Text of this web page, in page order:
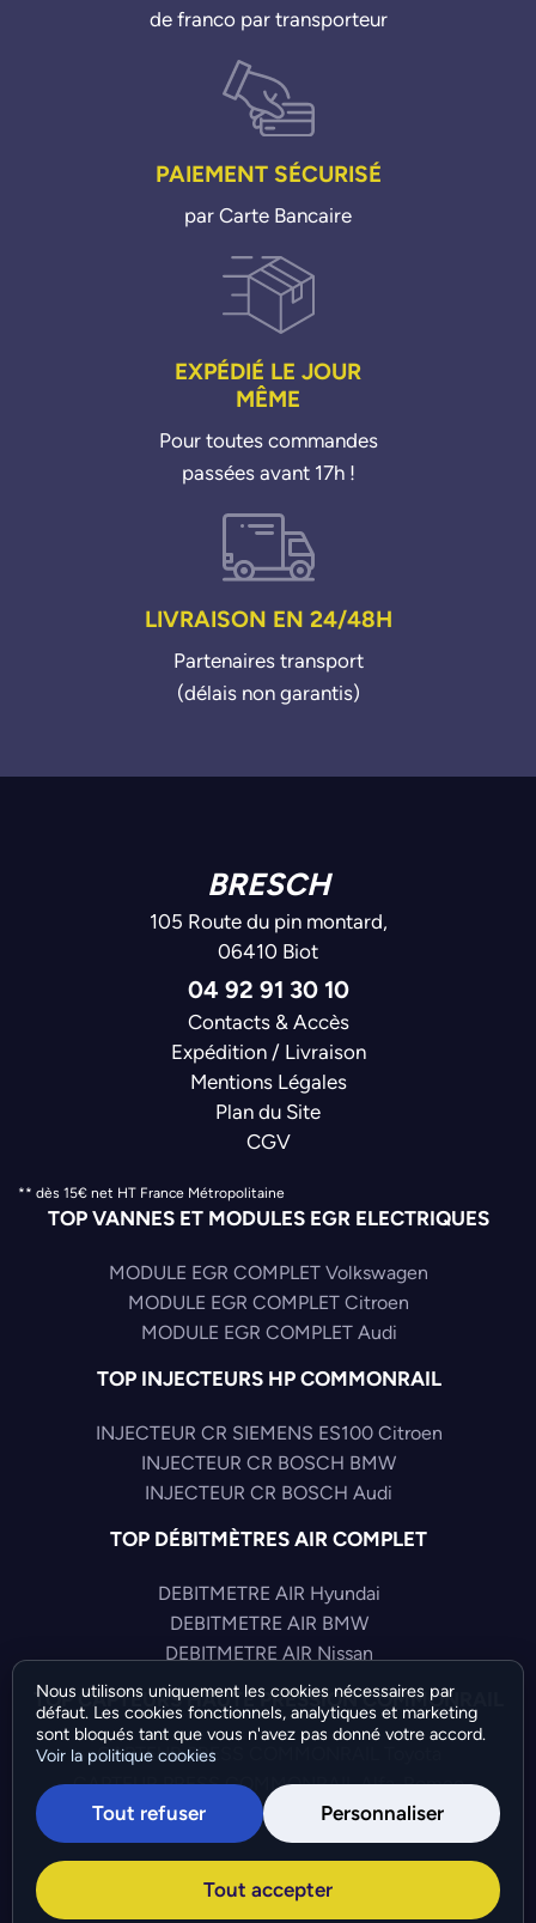
de franco par transporteur
PAIEMENT SÉCURISÉ
par Carte Bancaire
EXPÉDIÉ LE JOUR
MÊME
Pour toutes commandes
passées avant 17h !
LIVRAISON EN 24/48H
Partenaires transport
(délais non garantis)
BRESCH
105 Route du pin montard,
06410 Biot
04 92 91 30 10
Contacts & Accès
Expédition / Livraison
Mentions Légales
Plan du Site
CGV
** dès 15€ net HT France Métropolitaine
TOP VANNES ET MODULES EGR ELECTRIQUES
MODULE EGR COMPLET Volkswagen
MODULE EGR COMPLET Citroen
MODULE EGR COMPLET Audi
TOP INJECTEURS HP COMMONRAIL
INJECTEUR CR SIEMENS ES100 Citroen
INJECTEUR CR BOSCH BMW
INJECTEUR CR BOSCH Audi
TOP DÉBITMÈTRES AIR COMPLET
DEBITMETRE AIR Hyundai
DEBITMETRE AIR BMW
DEBITMETRE AIR Nissan
TOP CAPTEURS HAUTE PRESSION COMMONRAIL
CAPTEUR PRESS COMMONRAIL Toyota
CAPTEUR PRESS COMMONRAIL Alfa-Romeo
CAPTEUR PRESS COMMONRAIL Citroen
©Bresch SAS - Copyright 2026 - Tous droits réservés -
Préférences de cookies-Gérer mes cookies
Nous utilisons uniquement les cookies nécessaires par
défaut. Les cookies fonctionnels, analytiques et marketing
sont bloqués tant que vous n'avez pas donné votre accord.
Voir la politique cookies
Tout refuser Personnaliser
Tout accepter